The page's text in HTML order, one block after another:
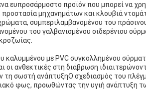
ευπροσάρμοστο προϊόν που μπορεί να
μηχανημάτων και κλουβιά
συμπεριλαμβανομένου του
του γαλβανισμένου σιδερένιου
με PVC συγκολλημένου
ανθεκτικές στη διάβρωση
τη σωστή ανάπτυξηΟ σχεδιασμός του
φως, προωθώντας την υγιή ανάπτυξη